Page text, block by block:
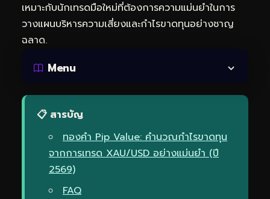
เหมาะกับนักเทรดมือใหม่ที่ต้องการความแม่นยำในการ
วางแผนบริหารความเสี่ยงและกำไรขาดทุนอย่างชาญ
ฉลาด.
Menu
📋 สารบัญ
ทองคำ Pip Value: คำนวณกำไรขาดทุน
จากการเทรด XAU/USD อย่างแม่นยำ (ปี
2569)
FAQ